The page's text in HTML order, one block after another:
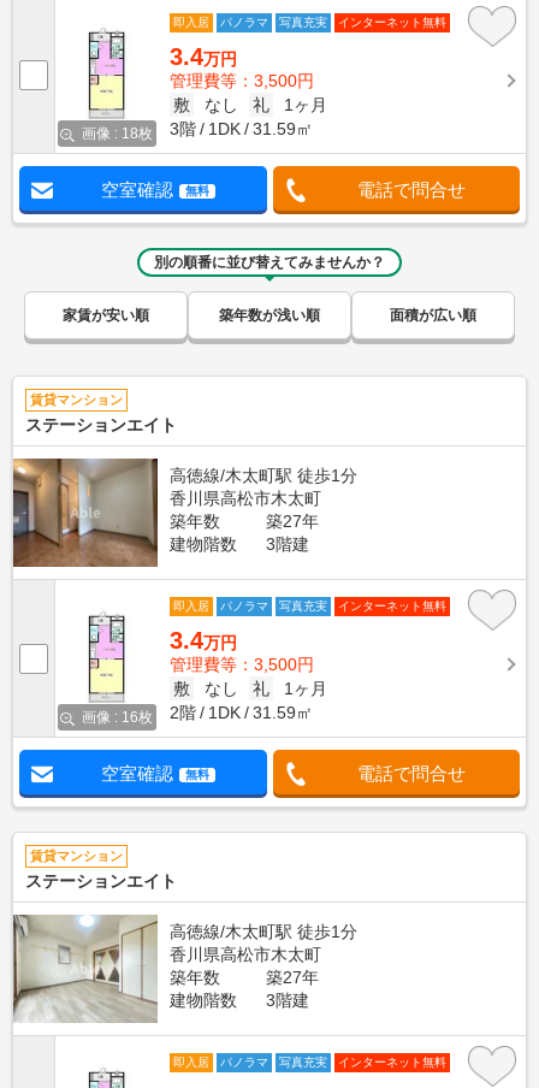
画像 : 18枚
即入居 パノラマ 写真充実 インターネット無料
3.4万円
管理費等：3,500円
敷
なし 礼
1ヶ月
3階
1DK 31.59㎡
空室確認 無料 電話で問合せ
別の順番に並び替えてみませんか？
家賃が安い順 築年数が浅い順 面積が広い順
賃貸マンション
ステーションエイト
高徳線/木太町駅 徒歩1分
香川県高松市木太町
築年数
築27年
建物階数
3階建
画像 : 16枚
即入居 パノラマ 写真充実 インターネット無料
3.4万円
管理費等：3,500円
敷
なし 礼
1ヶ月
2階
1DK 31.59㎡
空室確認 無料 電話で問合せ
賃貸マンション
ステーションエイト
高徳線/木太町駅 徒歩1分
香川県高松市木太町
築年数
築27年
建物階数
3階建
即入居 パノラマ 写真充実 インターネット無料